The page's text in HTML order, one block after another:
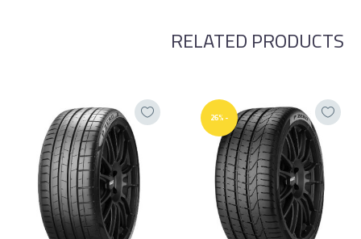
RELATED PRODUCTS
-26%